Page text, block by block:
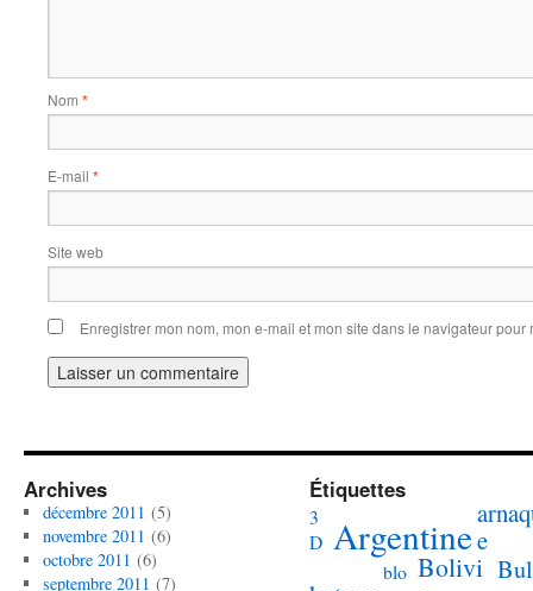
Nom *
E-mail *
Site web
Enregistrer mon nom, mon e-mail et mon site dans le navigateur
Archives
décembre 2011 (5)
novembre 2011 (6)
octobre 2011 (6)
septembre 2011 (7)
Étiquettes
3
D Argentinee
blo Bolivi